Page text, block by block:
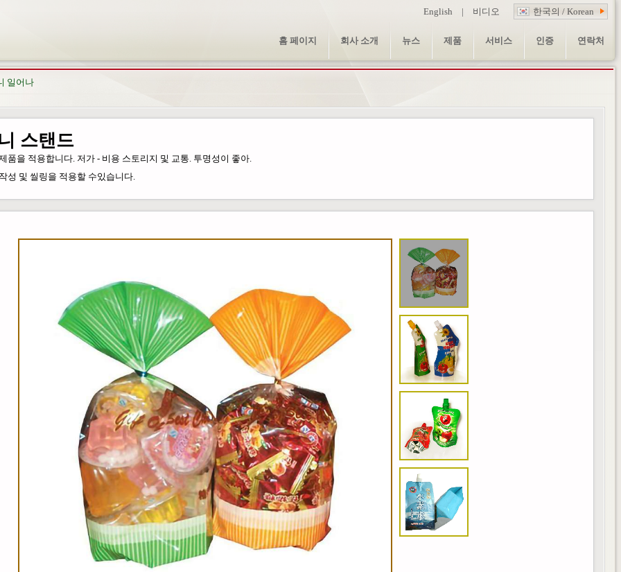
일어나
스탠드
품을 적용합니다. 저가 - 비용 스토리지 및 교통. 투명성이 좋아.
성 및 씰링을 적용할 수있습니다.
한국의 / Korean
English | 비디오
홈 페이지 회사 소개 뉴스 제품 서비스 인증 연락처